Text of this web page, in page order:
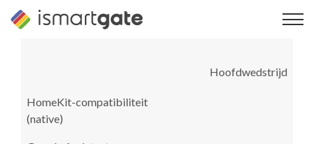
Overslaan
naar
Hoofdwedstrijd
HomeKit-compatibiliteit
(native)